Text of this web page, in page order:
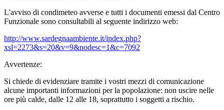
L'avviso di condimeteo avverse e tutti i documenti emessi dal Centro
Funzionale sono consultabili al seguente indirizzo web:
http://www.sardegnaambiente.it/index.php?
xsl=2273&s=20&v=9&nodesc=1&c=7092
Avvertenze:
Si chiede di evidenziare tramite i vostri mezzi di comunicazione
alcune importanti informazioni per la popolazione: non uscire nelle
ore più calde, dalle 12 alle 18, soprattutto i soggetti a rischio.